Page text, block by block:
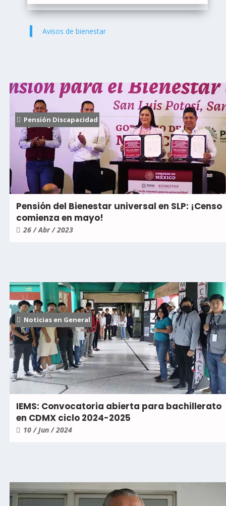
Avisos de bienestar
Pensión Discapacidad
Pensión del Bienestar universal en SLP: ¡Censo
comienza en mayo!
26 / Abr / 2023
Noticias en General
IEMS: Convocatoria abierta para bachillerato
en CDMX ciclo 2024-2025
10 / Jun / 2024